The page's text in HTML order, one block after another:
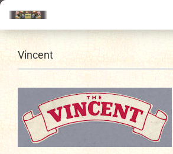
Vincent